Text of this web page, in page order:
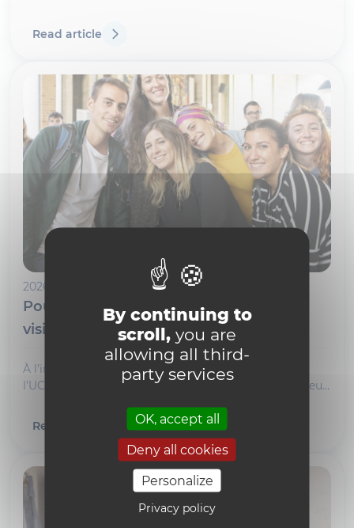
By continuing to
scroll, you are
allowing all third-
party services
OK, accept all
Deny all cookies
Personalize
Privacy policy
Read article
2026-04-15
Pour un accueil soigné et efficace des
visiteurs
À l’instar d’autres universités internationales,
l’UCLouvain va se doter d’une Welcome House, un lieu
internationaux. Et plus encore.
Read article